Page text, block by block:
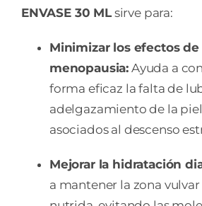
ENVASE 30 MLsirve para:
Minimizar los efectos de
menopausia: Ayuda a
forma eficaz la falta de
adelgazamiento de la
asociados al descenso
Mejorar la hidratación
a mantener la zona